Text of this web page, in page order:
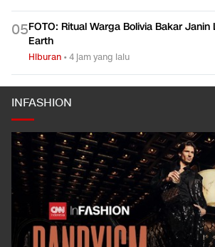
05FOTO: Ritual Warga Bolivia Bakar
Earth
Hiburan •4 jam yang lalu
INFASHION